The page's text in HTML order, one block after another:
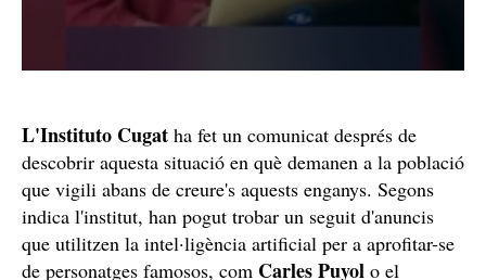
L'Instituto Cugat ha fet un comunicat després de
descobrir aquesta situació en què demanen a la població
que vigili abans de creure's aquests enganys. Segons
indica l'institut, han pogut trobar un seguit d'anuncis
que utilitzen la intel·ligència artificial per a aprofitar-se
de personatges famosos, com Carles Puyol o el